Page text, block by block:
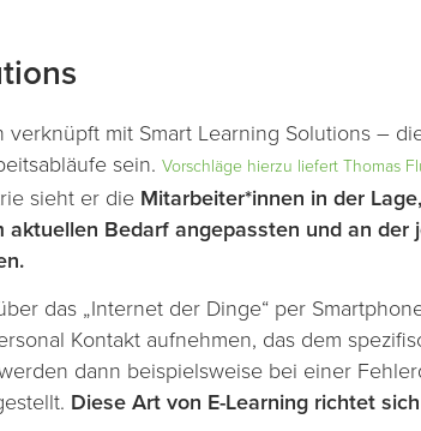
mit Smart Learning Solutions –
sein. Vorschläge hierzu liefert Thomas
sieht er die Mitarbeiter*innen in der Lage,
aktuellen Bedarf angepassten und an der
das „Internet der Dinge“ per
Kontakt aufnehmen, das dem
dann beispielsweise bei einer
Diese Art von E-Learning richtet